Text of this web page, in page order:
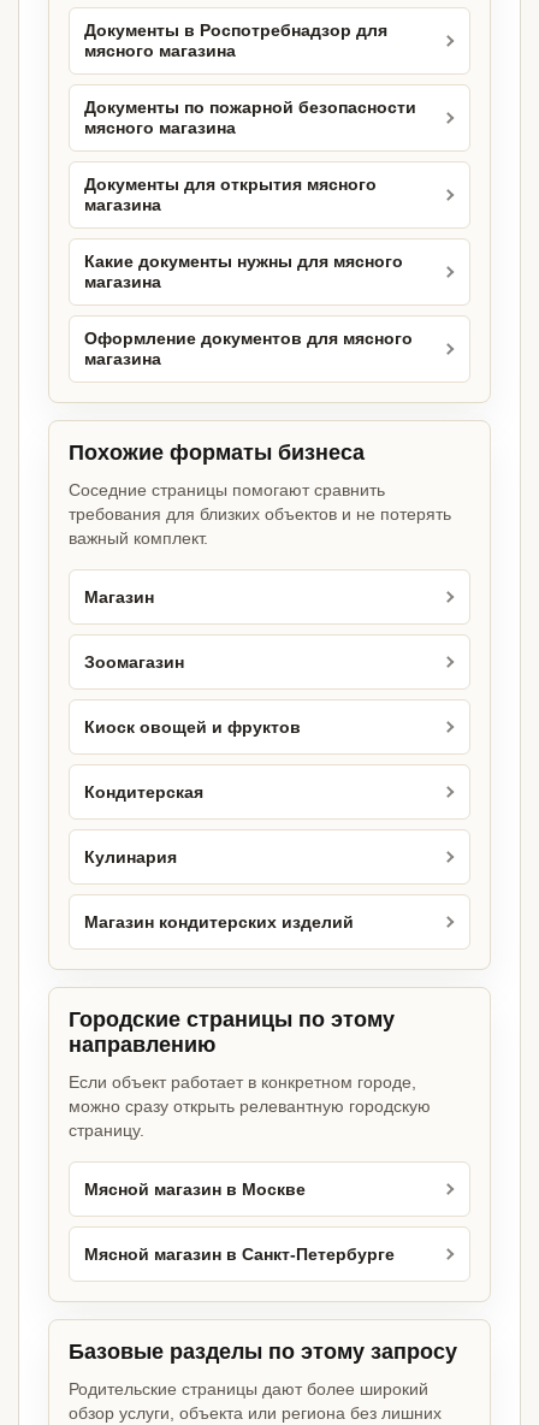
Документы в Роспотребнадзор для
мясного магазина
Документы по пожарной безопасности
мясного магазина
Документы для открытия мясного
магазина
Какие документы нужны для мясного
магазина
Оформление документов для мясного
магазина
Похожие форматы бизнеса
Соседние страницы помогают сравнить
требования для близких объектов и не потерять
важный комплект.
Магазин
Зоомагазин
Киоск овощей и фруктов
Кондитерская
Кулинария
Магазин кондитерских изделий
Городские страницы по этому
направлению
Если объект работает в конкретном городе,
можно сразу открыть релевантную городскую
страницу.
Мясной магазин в Москве
Мясной магазин в Санкт-Петербурге
Базовые разделы по этому запросу
Родительские страницы дают более широкий
обзор услуги, объекта или региона без лишних